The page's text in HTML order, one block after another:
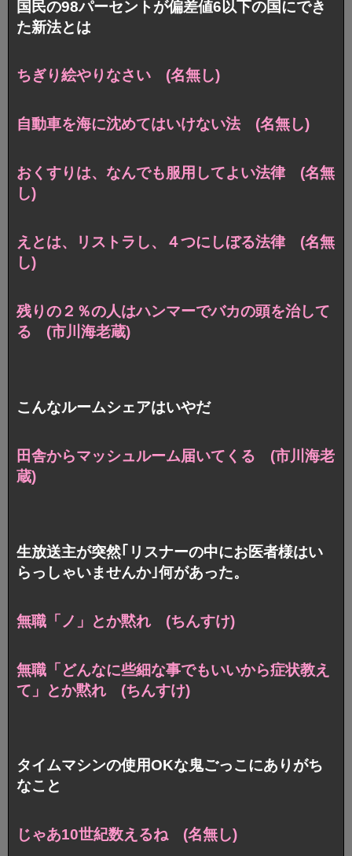
国民の98パーセントが偏差値6以下の国にでき
た新法とは
ちぎり絵やりなさい (名無し)
自動車を海に沈めてはいけない法 (名無し)
おくすりは、なんでも服用してよい法律 (名無
し)
えとは、リストラし、４つにしぼる法律 (名無
し)
残りの２％の人はハンマーでバカの頭を治して
る (市川海老蔵)
こんなルームシェアはいやだ
田舎からマッシュルーム届いてくる (市川海老
蔵)
生放送主が突然｢リスナーの中にお医者様はい
らっしゃいませんか｣何があった。
無職「ノ」とか黙れ (ちんすけ)
無職「どんなに些細な事でもいいから症状教え
て」とか黙れ (ちんすけ)
タイムマシンの使用OKな鬼ごっこにありがち
なこと
じゃあ10世紀数えるね (名無し)